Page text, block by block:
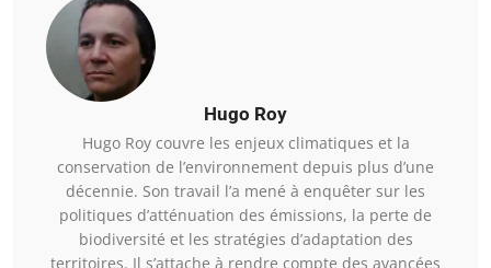
Hugo Roy
Hugo Roy couvre les enjeux climatiques et la
conservation de l’environnement depuis plus d’une
décennie. Son travail l’a mené à enquêter sur les
politiques d’atténuation des émissions, la perte de
biodiversité et les stratégies d’adaptation des
territoires. Il s’attache à rendre compte des avancées